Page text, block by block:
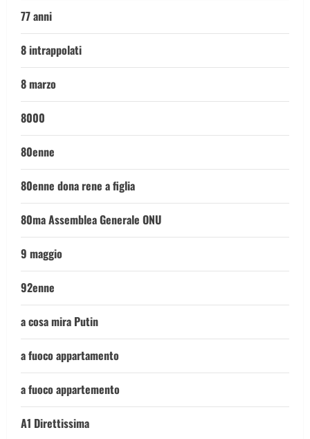
77 anni
8 intrappolati
8 marzo
8000
80enne
80enne dona rene a figlia
80ma Assemblea Generale ONU
9 maggio
92enne
a cosa mira Putin
a fuoco appartamento
a fuoco appartemento
A1 Direttissima